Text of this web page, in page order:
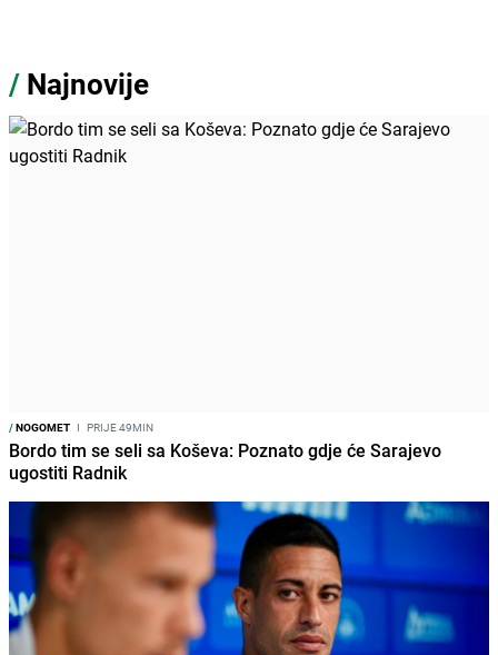
/ Najnovije
/NOGOMET I PRIJE 49MIN
Bordo tim se seli sa Koševa: Poznato gdje će Sarajevo
ugostiti Radnik